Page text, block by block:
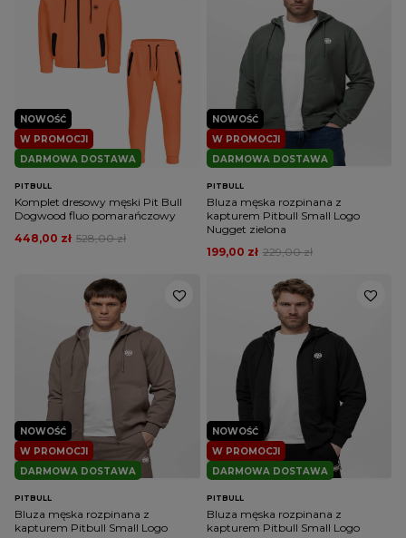
W PROMOCJI
NOWOŚĆ
DARMOWA DOSTAWA
PITBULL
Komplet dresowy męski Pit Bull
Dogwood fluo pomarańczowy
528,00 zł
448,00 zł
W PROMOCJI
NOWOŚĆ
DARMOWA DOSTAWA
PITBULL
Bluza męska rozpinana z
kapturem Pitbull Small Logo
Nugget zielona
229,00 zł
199,00 zł
W PROMOCJI
NOWOŚĆ
DARMOWA DOSTAWA
PITBULL
Bluza męska rozpinana z
kapturem Pitbull Small Logo
W PROMOCJI
NOWOŚĆ
DARMOWA DOSTAWA
PITBULL
Bluza męska rozpinana z
kapturem Pitbull Small Logo